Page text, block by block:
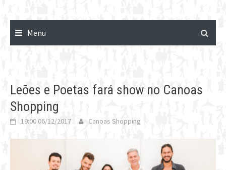
Menu
Leões e Poetas fará show no Canoas
Shopping
19:00 06/12/2017 Canoas Shopping